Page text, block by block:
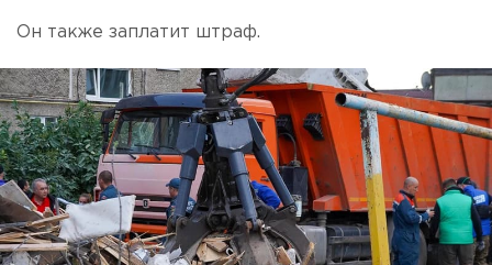
Он также заплатит штраф.